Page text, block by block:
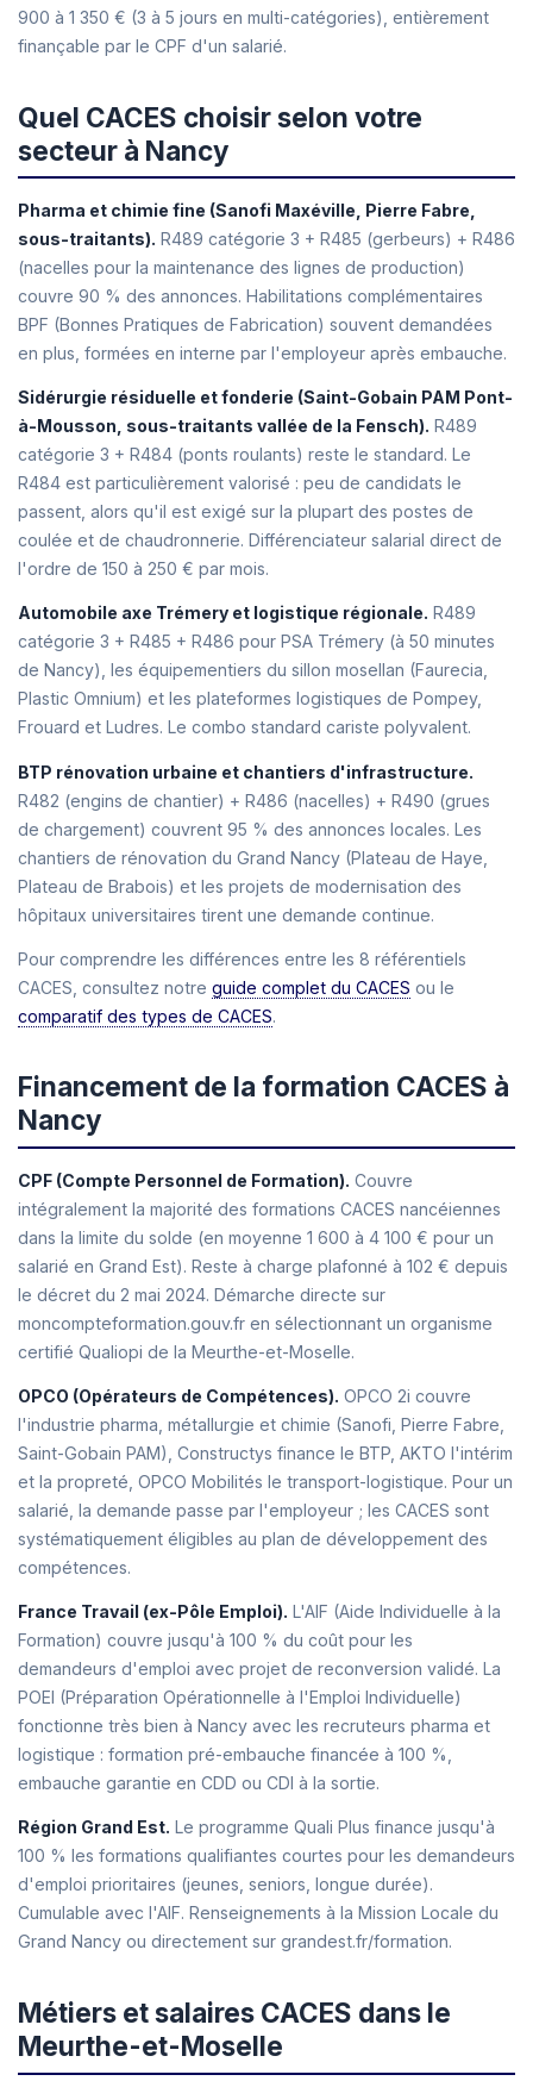
900 à 1 350 € (3 à 5 jours en multi-catégories), entièrement
finançable par le CPF d'un salarié.
Quel CACES choisir selon votre
secteur à Nancy
Pharma et chimie fine (Sanofi Maxéville, Pierre Fabre,
sous-traitants). R489 catégorie 3 + R485 (gerbeurs) + R486
(nacelles pour la maintenance des lignes de production)
couvre 90 % des annonces. Habilitations complémentaires
BPF (Bonnes Pratiques de Fabrication) souvent demandées
en plus, formées en interne par l'employeur après embauche.
Sidérurgie résiduelle et fonderie (Saint-Gobain PAM Pont-
à-Mousson, sous-traitants vallée de la Fensch). R489
catégorie 3 + R484 (ponts roulants) reste le standard. Le
R484 est particulièrement valorisé : peu de candidats le
passent, alors qu'il est exigé sur la plupart des postes de
coulée et de chaudronnerie. Différenciateur salarial direct de
l'ordre de 150 à 250 € par mois.
Automobile axe Trémery et logistique régionale. R489
catégorie 3 + R485 + R486 pour PSA Trémery (à 50 minutes
de Nancy), les équipementiers du sillon mosellan (Faurecia,
Plastic Omnium) et les plateformes logistiques de Pompey,
Frouard et Ludres. Le combo standard cariste polyvalent.
BTP rénovation urbaine et chantiers d'infrastructure.
R482 (engins de chantier) + R486 (nacelles) + R490 (grues
de chargement) couvrent 95 % des annonces locales. Les
chantiers de rénovation du Grand Nancy (Plateau de Haye,
Plateau de Brabois) et les projets de modernisation des
hôpitaux universitaires tirent une demande continue.
Pour comprendre les différences entre les 8 référentiels
CACES, consultez notre guide complet du CACES ou le
comparatif des types de CACES.
Financement de la formation CACES à
Nancy
CPF (Compte Personnel de Formation). Couvre
intégralement la majorité des formations CACES nancéiennes
dans la limite du solde (en moyenne 1 600 à 4 100 € pour un
salarié en Grand Est). Reste à charge plafonné à 102 € depuis
le décret du 2 mai 2024. Démarche directe sur
moncompteformation.gouv.fr en sélectionnant un organisme
certifié Qualiopi de la Meurthe-et-Moselle.
OPCO (Opérateurs de Compétences). OPCO 2i couvre
l'industrie pharma, métallurgie et chimie (Sanofi, Pierre Fabre,
Saint-Gobain PAM), Constructys finance le BTP, AKTO l'intérim
et la propreté, OPCO Mobilités le transport-logistique. Pour un
salarié, la demande passe par l'employeur ; les CACES sont
systématiquement éligibles au plan de développement des
compétences.
France Travail (ex-Pôle Emploi). L'AIF (Aide Individuelle à la
Formation) couvre jusqu'à 100 % du coût pour les
demandeurs d'emploi avec projet de reconversion validé. La
POEI (Préparation Opérationnelle à l'Emploi Individuelle)
fonctionne très bien à Nancy avec les recruteurs pharma et
logistique : formation pré-embauche financée à 100 %,
embauche garantie en CDD ou CDI à la sortie.
Région Grand Est. Le programme Quali Plus finance jusqu'à
100 % les formations qualifiantes courtes pour les demandeurs
d'emploi prioritaires (jeunes, seniors, longue durée).
Cumulable avec l'AIF. Renseignements à la Mission Locale du
Grand Nancy ou directement sur grandest.fr/formation.
Métiers et salaires CACES dans le
Meurthe-et-Moselle